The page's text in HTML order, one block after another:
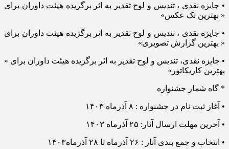
• جایزه نقدی ، تندیس و لوح تقدیر به اثر برگزیده هیئت داوران برای
« بهترین تک عکس»
• جایزه نقدی ، تندیس و لوح تقدیر به اثر برگزیده هیئت داوران برای
« بهترین گزارش تصویری»
• جایزه نقدی، تندیس و لوح تقدیر به اثر برگزیده هیئت داوران برای «
بهترین کاریکاتور»
* گاه شمار جشنواره
• آغاز ثبت نام در جشنواره : ۸ آذرماه ۱۴۰۳
• آخرین مهلت ارسال آثار: ۲۵ آذرماه ۱۴۰۳
• انتخاب و جمع بندی آثار : ۲۶ آذرماه تا ۲۸ آذرماه۱۴۰۳